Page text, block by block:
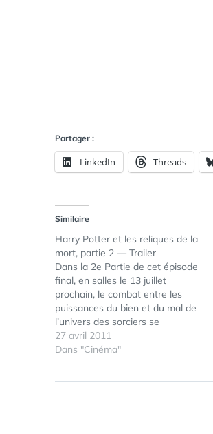
Partager :
LinkedIn Threads
Similaire
Harry Potter et les reliques de la
mort, partie 2 — Trailer
Dans la 2e Partie de cet épisode
final, en salles le 13 juillet
prochain, le combat entre les
puissances du bien et du mal de
l’univers des sorciers se
transforme en guerre sans merci.
Les enjeux n’ont jamais été si
27 avril 2011
Dans "Cinéma"